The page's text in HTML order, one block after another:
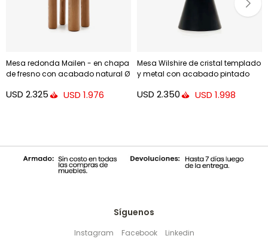
Mesa redonda Mailen - en chapa
de fresno con acabado natural Ø
USD 2.325 USD 1.976
Mesa Wilshire de cristal templado
y metal con acabado pintado
USD 2.350 USD 1.998
Síguenos
Instagram Facebook Linkedin